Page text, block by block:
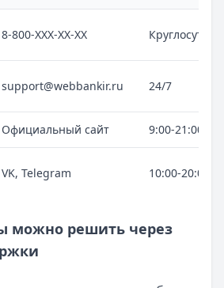
8-800-XXX-XX-XX
support@webbankir.ru 24/7
Официальный сайт 9:00-21:00
VK, Telegram 10:00-20:00
можно решить через